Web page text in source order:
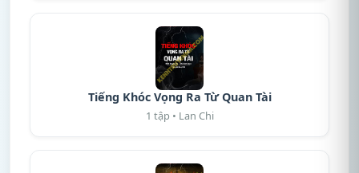
Tiếng Khóc Vọng Ra Từ Quan Tài
1 tập • Lan Chi